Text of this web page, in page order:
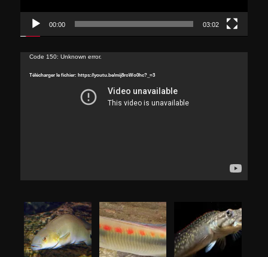
00:00 03:02
Lecteur
Code 150: Unknown error.
Télécharger le fichier: https://youtu.be/mij8roWo0hc?_=3